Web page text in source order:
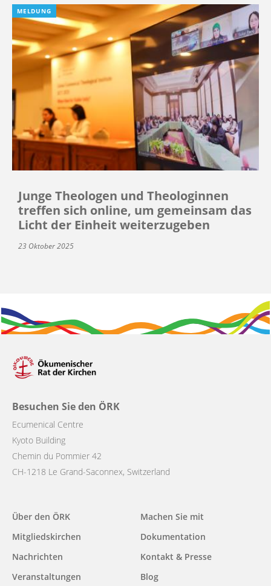
MELDUNG
Junge Theologen und Theologinnen
treffen sich online, um gemeinsam das
Licht der Einheit weiterzugeben
23 Oktober 2025
Besuchen Sie den ÖRK
Ecumenical Centre
Kyoto Building
Chemin du Pommier 42
CH-1218 Le Grand-Saconnex, Switzerland
Main
navigation
Über den ÖRK
Mitgliedskirchen
Nachrichten
Veranstaltungen
Machen Sie mit
Dokumentation
Kontakt & Presse
Blog